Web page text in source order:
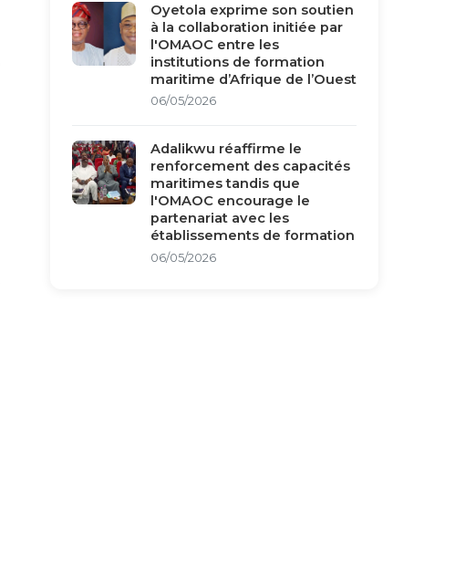
Oyetola exprime son soutien
à la collaboration initiée par
l'OMAOC entre les
institutions de formation
maritime d’Afrique de l’Ouest
06/05/2026
Adalikwu réaffirme le
renforcement des capacités
maritimes tandis que
l'OMAOC encourage le
partenariat avec les
établissements de formation
06/05/2026